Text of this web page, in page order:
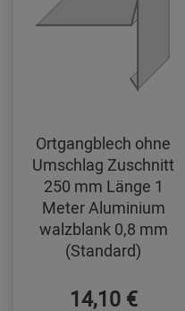
Ortgangblech ohne
Umschlag Zuschnitt
250 mm Länge 1
Meter Aluminium
walzblank 0,8 mm
(Standard)
14,10 €